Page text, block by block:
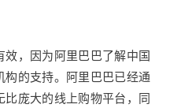
，因为阿里巴巴了解中国
的支持。阿里巴巴已经通
庞大的线上购物平台，同